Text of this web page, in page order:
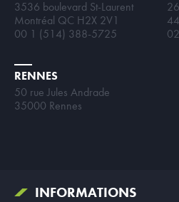
3536 boulevard St-Laurent
Montréal QC H2X 2V1
00 1 (514) 388-5725
RENNES
50 rue Jules Andrade
35000 Rennes
INFORMATIONS